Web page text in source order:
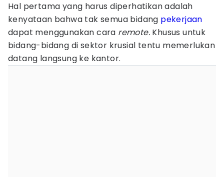
Hal pertama yang harus diperhatikan adalah
kenyataan bahwa tak semua bidang pekerjaan
dapat menggunakan cara remote. Khusus untuk
bidang-bidang di sektor krusial tentu memerlukan
datang langsung ke kantor.